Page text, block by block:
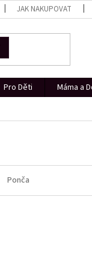
JAK NAKUPOVAT
Pro Děti Máma a
Ponča